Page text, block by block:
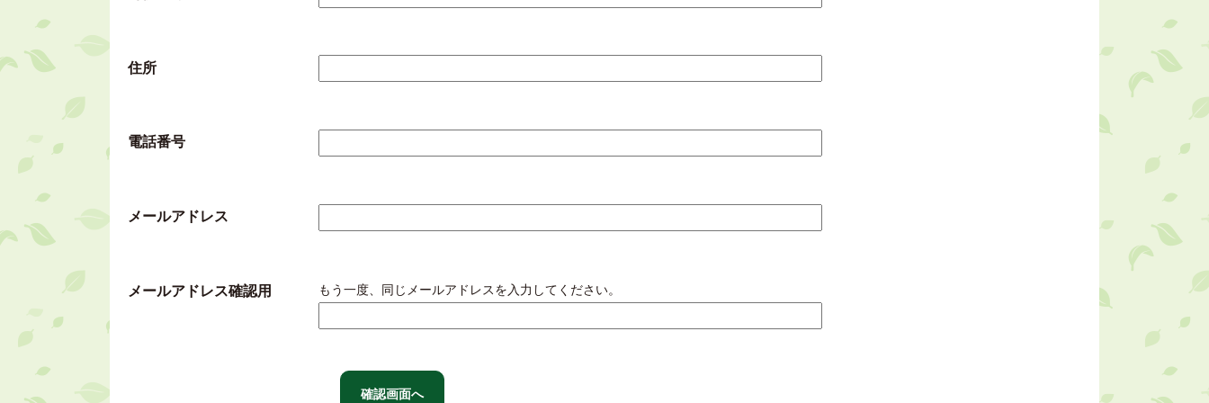
住所
電話番号
メールアドレス
メールアドレス確認用 もう一度、同じメールアドレスを入力してください。